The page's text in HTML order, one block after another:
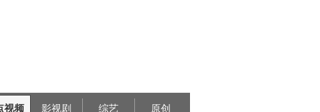
视频 影视剧 综艺 原创